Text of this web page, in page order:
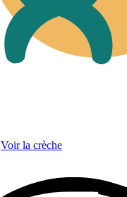
Voir la crèche